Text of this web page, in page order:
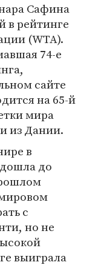
Сафина
в рейтинге
(WTA).
74-е
сайте
на 65-й
мира
из Дании.
в
до
с
но не
выиграла